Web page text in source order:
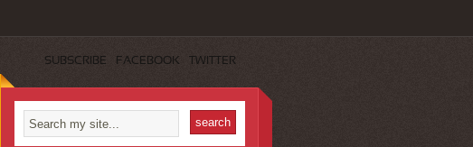
SUBSCRIBE FACEBOOK TWITTER